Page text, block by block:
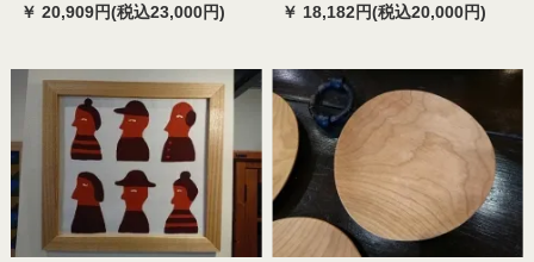
￥ 20,909円(税込23,000円)
￥ 18,182円(税込20,000円)